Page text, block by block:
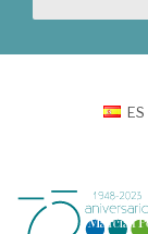
ES